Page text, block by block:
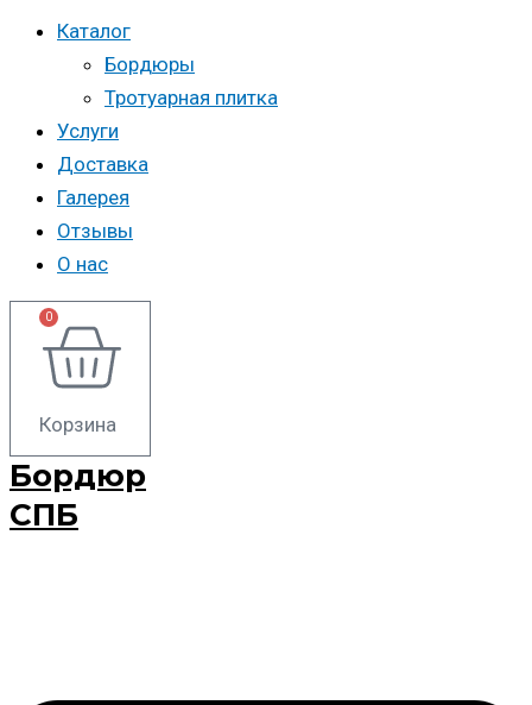
Каталог
Бордюры
Тротуарная плитка
Услуги
Доставка
Галерея
Отзывы
О нас
0
Корзина
Бордюр
СПБ